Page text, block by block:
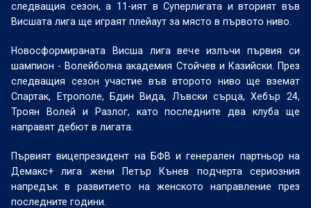
следващия сезон, а 11-ият в Суперлигата и вторият във
Висшата лига ще играят плейаут за място в първото ниво.
Новосформираната Висша лига вече излъчи първия си
шампион - Волейболна академия Стойчев и Казийски. През
следващия сезон участие във второто ниво ще вземат
Спартак, Етрополе, Бдин Вида, Лъвски сърца, Хебър 24,
Троян Волей и Разлог, като последните два клуба ще
направят дебют в лигата.
Първият вицепрезидент на БФВ и генерален партньор на
Демакс+ лига жени Петър Кънев подчерта сериозния
напредък в развитието на женското направление през
последните години.